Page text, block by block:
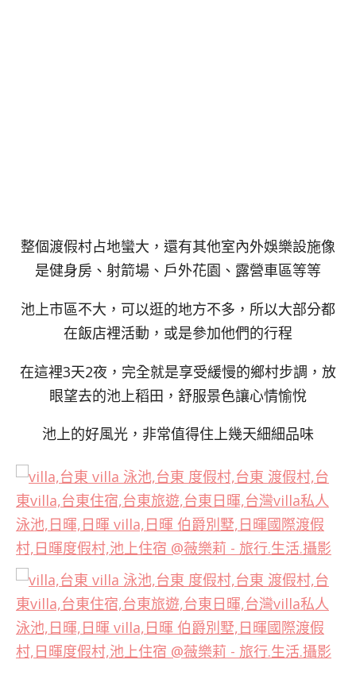
整個渡假村占地蠻大，還有其他室內外娛樂設施像
是健身房、射箭場、戶外花園、露營車區等等
池上市區不大，可以逛的地方不多，所以大部分都
在飯店裡活動，或是參加他們的行程
在這裡3天2夜，完全就是享受緩慢的鄉村步調，放
眼望去的池上稻田，舒服景色讓心情愉悅
池上的好風光，非常值得住上幾天細細品味